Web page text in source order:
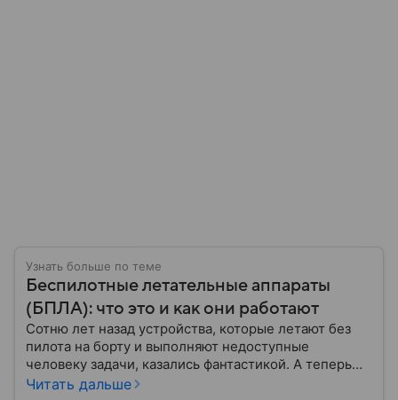
Узнать больше по теме
Беспилотные летательные аппараты
(БПЛА): что это и как они работают
Сотню лет назад устройства, которые летают без
пилота на борту и выполняют недоступные
человеку задачи, казались фантастикой. А теперь
они стали реальностью: собрали главное о
Читать дальше